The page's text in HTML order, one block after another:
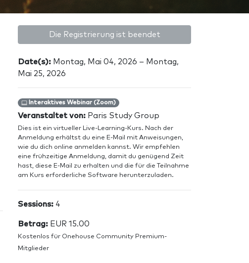
Die Registrierung ist beendet
Date(s): Montag, Mai 04, 2026 – Montag,
Mai 25, 2026
Interaktives Webinar (Zoom)
Veranstaltet von: Paris Study Group
Dies ist ein virtueller Live-Learning-Kurs. Nach der
Anmeldung erhältst du eine E-Mail mit Anweisungen,
wie du dich online anmelden kannst. Wir empfehlen
eine frühzeitige Anmeldung, damit du genügend Zeit
hast, diese E-Mail zu erhalten und die für die Teilnahme
am Kurs erforderliche Software herunterzuladen.
Sessions: 4
Betrag: EUR 15.00
Kostenlos für Onehouse Community Premium-
Mitglieder